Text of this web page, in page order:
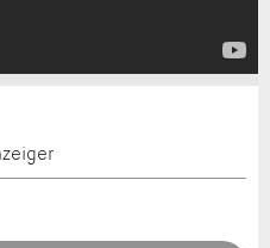
an Freunde weiter.